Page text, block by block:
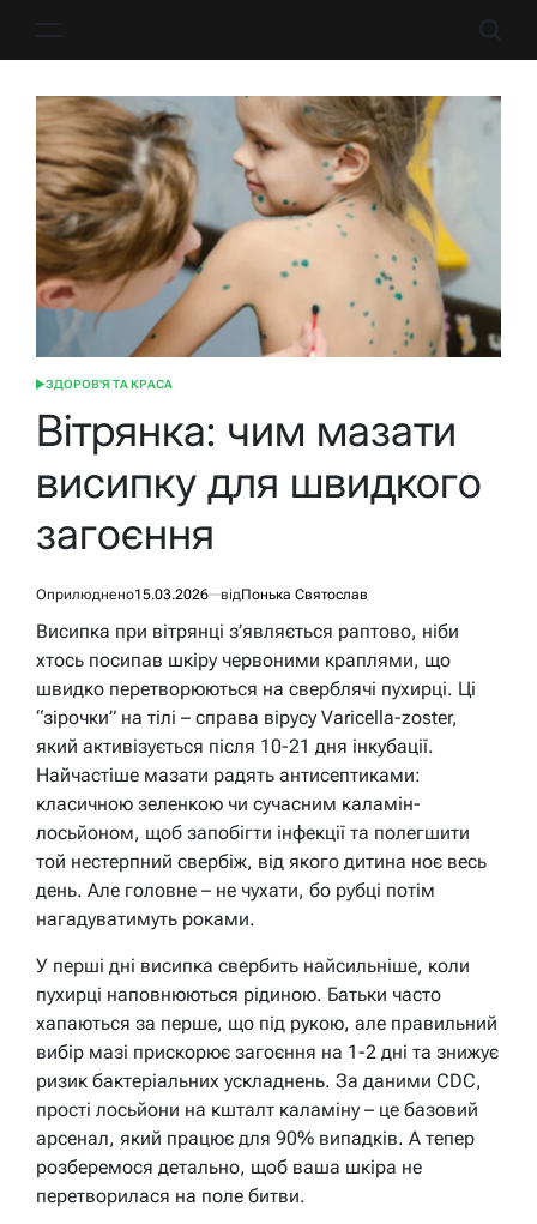
ОПУБЛІКУВАТИ
ЗДОРОВ'Я ТА КРАСА
Вітрянка: чим мазати
висипку для швидкого
загоєння
Оприлюднено15.03.2026 відПонька Святослав
Висипка при вітрянці з’являється раптово, ніби
хтось посипав шкіру червоними краплями, що
швидко перетворюються на сверблячі пухирці. Ці
“зірочки” на тілі – справа вірусу Varicella-zoster,
який активізується після 10-21 дня інкубації.
Найчастіше мазати радять антисептиками:
класичною зеленкою чи сучасним каламін-
лосьйоном, щоб запобігти інфекції та полегшити
той нестерпний свербіж, від якого дитина ноє весь
день. Але головне – не чухати, бо рубці потім
нагадуватимуть роками.
У перші дні висипка свербить найсильніше, коли
пухирці наповнюються рідиною. Батьки часто
хапаються за перше, що під рукою, але правильний
вибір мазі прискорює загоєння на 1-2 дні та знижує
ризик бактеріальних ускладнень. За даними CDC,
прості лосьйони на кшталт каламіну – це базовий
арсенал, який працює для 90% випадків. А тепер
розберемося детально, щоб ваша шкіра не
перетворилася на поле битви.